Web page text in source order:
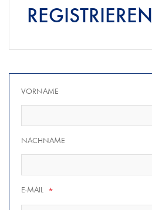
SERVICE
HÄNDLERSUCHE
REGISTRIEREN
VORNAME
NACHNAME
E-MAIL *